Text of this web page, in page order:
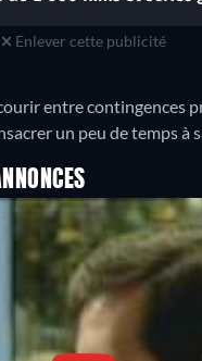
Enlever cette publicité
entre contingences
un peu de temps à